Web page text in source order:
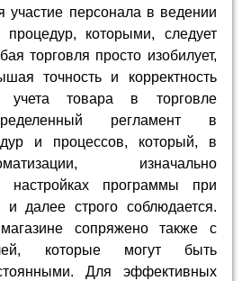
участие персонала в ведении
которыми, следует
торговля просто изобилует,
точность и корректность
учета товара в торговле
регламент в
и процессов, который, в
изначально
настройках программы при
далее строго соблюдается.
сопряжено также с
которые могут быть
Для эффективных